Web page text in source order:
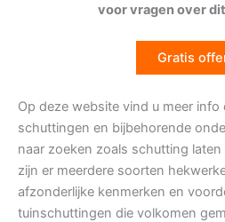
voor vragen over
Gratis
Op deze website vind u meer
schuttingen en bijbehorende
naar zoeken zoals schutting
zijn er meerdere soorten
afzonderlijke kenmerken en
tuinschuttingen die volkomen